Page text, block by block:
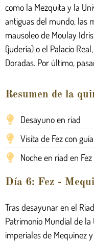
como la Mezquita y la
antiguas del mundo, las
mausoleo de Moulay
(judería) o el Palacio
Doradas. Por último,
Resumen de la
Desayuno en riad
Visita de Fez con
Noche en riad en Fez
Día 6: Fez -
Tras desayunar en el
Patrimonio Mundial de la
imperiales de Mequinez